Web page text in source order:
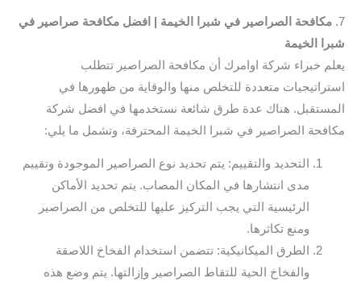
7. مكافحة الصراصير في شبرا الخيمة | افضل مكافحة صراصير في
شبرا الخيمة
يعلم خبراء شركة اوامرك أن مكافحة الصراصير تتطلب
استراتيجيات متعددة للتخلص منها والوقاية من ظهورها في
المستقبل. هناك عدة طرق شائعة نستخدمها في افضل شركة
مكافحة الصراصير في شبرا الخيمة المحترفة، وتشمل ما يلي:
التحديد والتقييم: يتم تحديد نوع الصراصير الموجودة وتقييم
مدى انتشارها في المكان المصاب. يتم تحديد الأماكن
الرئيسية التي يجب التركيز عليها للتخلص من الصراصير
ومنع تكاثرها.
الطرق الميكانيكية: تتضمن استخدام الفخاخ اللاصقة
والفخاخ الحية للتقاط الصراصير وإزالتها. يتم وضع هذه